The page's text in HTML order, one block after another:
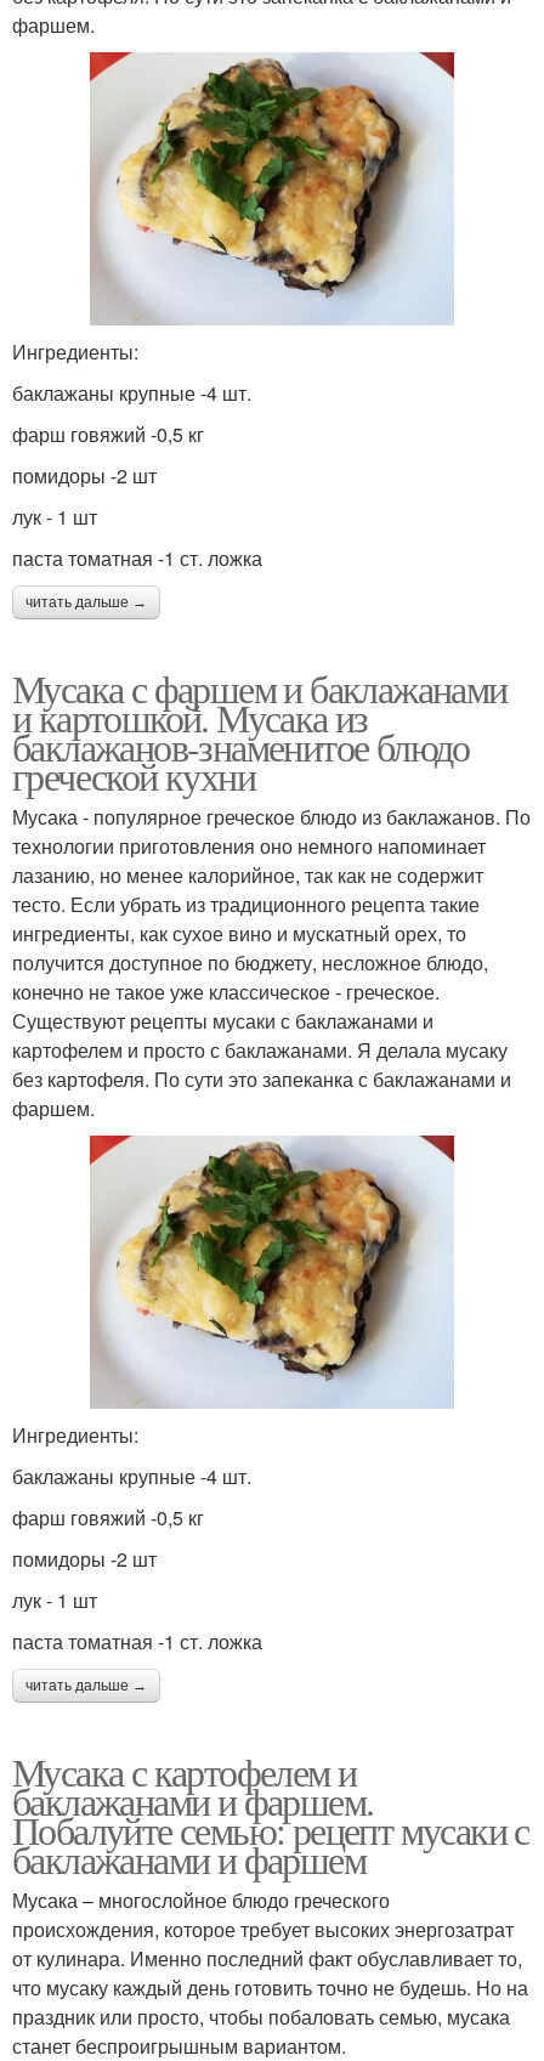
фаршем.
Ингредиенты:
баклажаны крупные -4 шт.
фарш говяжий -0,5 кг
помидоры -2 шт
лук - 1 шт
паста томатная -1 ст. ложка
читать дальше →
Мусака с фаршем и баклажанами
и картошкой. Мусака из
баклажанов-знаменитое блюдо
греческой кухни
Мусака - популярное греческое блюдо из баклажанов. По
технологии приготовления оно немного напоминает
лазанию, но менее калорийное, так как не содержит
тесто. Если убрать из традиционного рецепта такие
ингредиенты, как сухое вино и мускатный орех, то
получится доступное по бюджету, несложное блюдо,
конечно не такое уже классическое - греческое.
Существуют рецепты мусаки с баклажанами и
картофелем и просто с баклажанами. Я делала мусаку
без картофеля. По сути это запеканка с баклажанами и
фаршем.
Ингредиенты:
баклажаны крупные -4 шт.
фарш говяжий -0,5 кг
помидоры -2 шт
лук - 1 шт
паста томатная -1 ст. ложка
читать дальше →
Мусака с картофелем и
баклажанами и фаршем.
Побалуйте семью: рецепт мусаки с
баклажанами и фаршем
Мусака – многослойное блюдо греческого
происхождения, которое требует высоких энергозатрат
от кулинара. Именно последний факт обуславливает то,
что мусаку каждый день готовить точно не будешь. Но на
праздник или просто, чтобы побаловать семью, мусака
станет беспроигрышным вариантом.